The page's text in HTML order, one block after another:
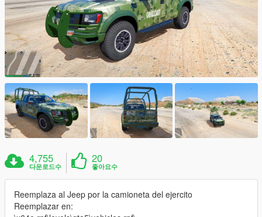
4,755
다운로드수
20
좋아요수
Reemplaza al Jeep por la camioneta del ejercito
Reemplazar en: